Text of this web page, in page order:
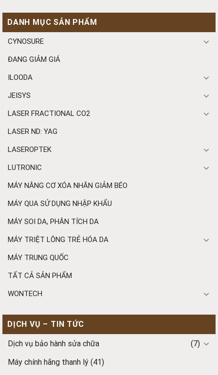
DANH MỤC SẢN PHẨM
CYNOSURE
ĐANG GIẢM GIÁ
ILOODA
JEISYS
LASER FRACTIONAL CO2
LASER ND: YAG
LASEROPTEK
LUTRONIC
MÁY NÂNG CƠ XÓA NHĂN GIẢM BÉO
MÁY QUA SỬ DỤNG NHẬP KHẨU
MÁY SOI DA, PHÂN TÍCH DA
MÁY TRIỆT LÔNG TRẺ HÓA DA
MÁY TRUNG QUỐC
TẤT CẢ SẢN PHẨM
WONTECH
DỊCH VỤ – TIN TỨC
Dịch vụ bảo hành sửa chữa
(7)
Máy chính hãng thanh lý (41)